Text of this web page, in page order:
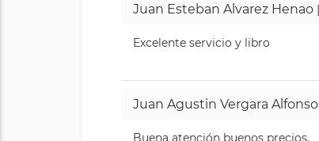
Juan Esteban Alvarez Henao
Excelente servicio y libro
Juan Agustin Vergara Alfonso
Buena atención buenos precios.